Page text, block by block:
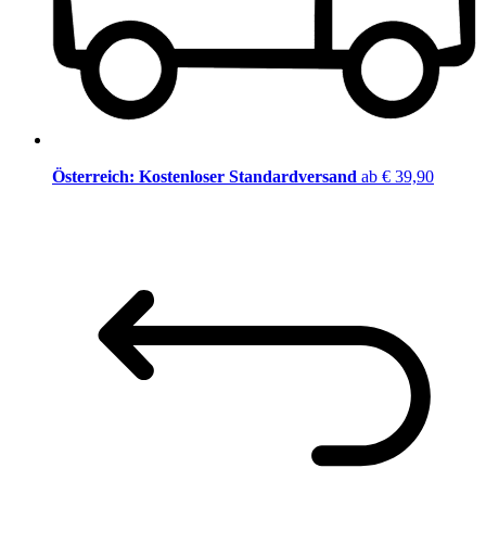
Österreich: Kostenloser Standardversand ab € 39,90